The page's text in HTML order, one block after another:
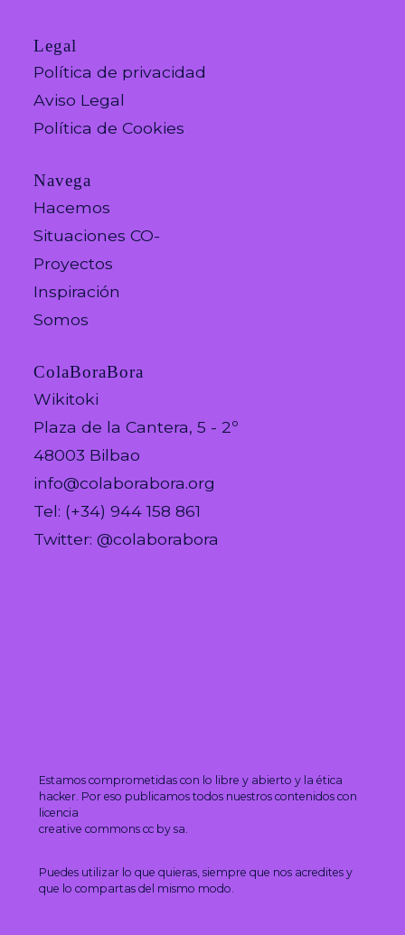
Legal
Política de privacidad
Aviso Legal
Política de Cookies
Navega
Hacemos
Situaciones CO-
Proyectos
Inspiración
Somos
ColaBoraBora
Wikitoki
Plaza de la Cantera, 5 - 2º
48003 Bilbao
info@colaborabora.org
Tel: (+34) 944 158 861
Twitter: @colaborabora
Estamos comprometidas con lo libre y abierto y la ética
hacker. Por eso publicamos todos nuestros contenidos con
licencia
creative commons cc by sa.
Puedes utilizar lo que quieras, siempre que nos acredites y
que lo compartas del mismo modo.